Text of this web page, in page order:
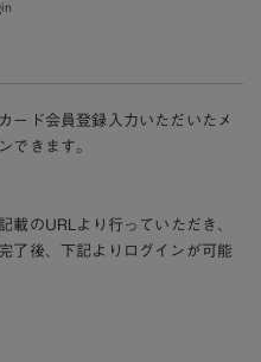
ード会員登録入力いただいたメ
できます。
載のURLより行っていただき、
了後、下記よりログインが可能